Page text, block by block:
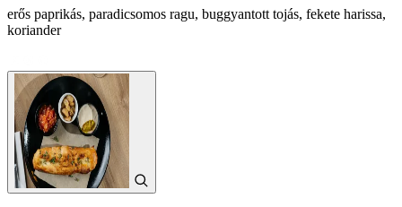
erős paprikás, paradicsomos ragu, buggyantott tojás, fekete harissa,
koriander